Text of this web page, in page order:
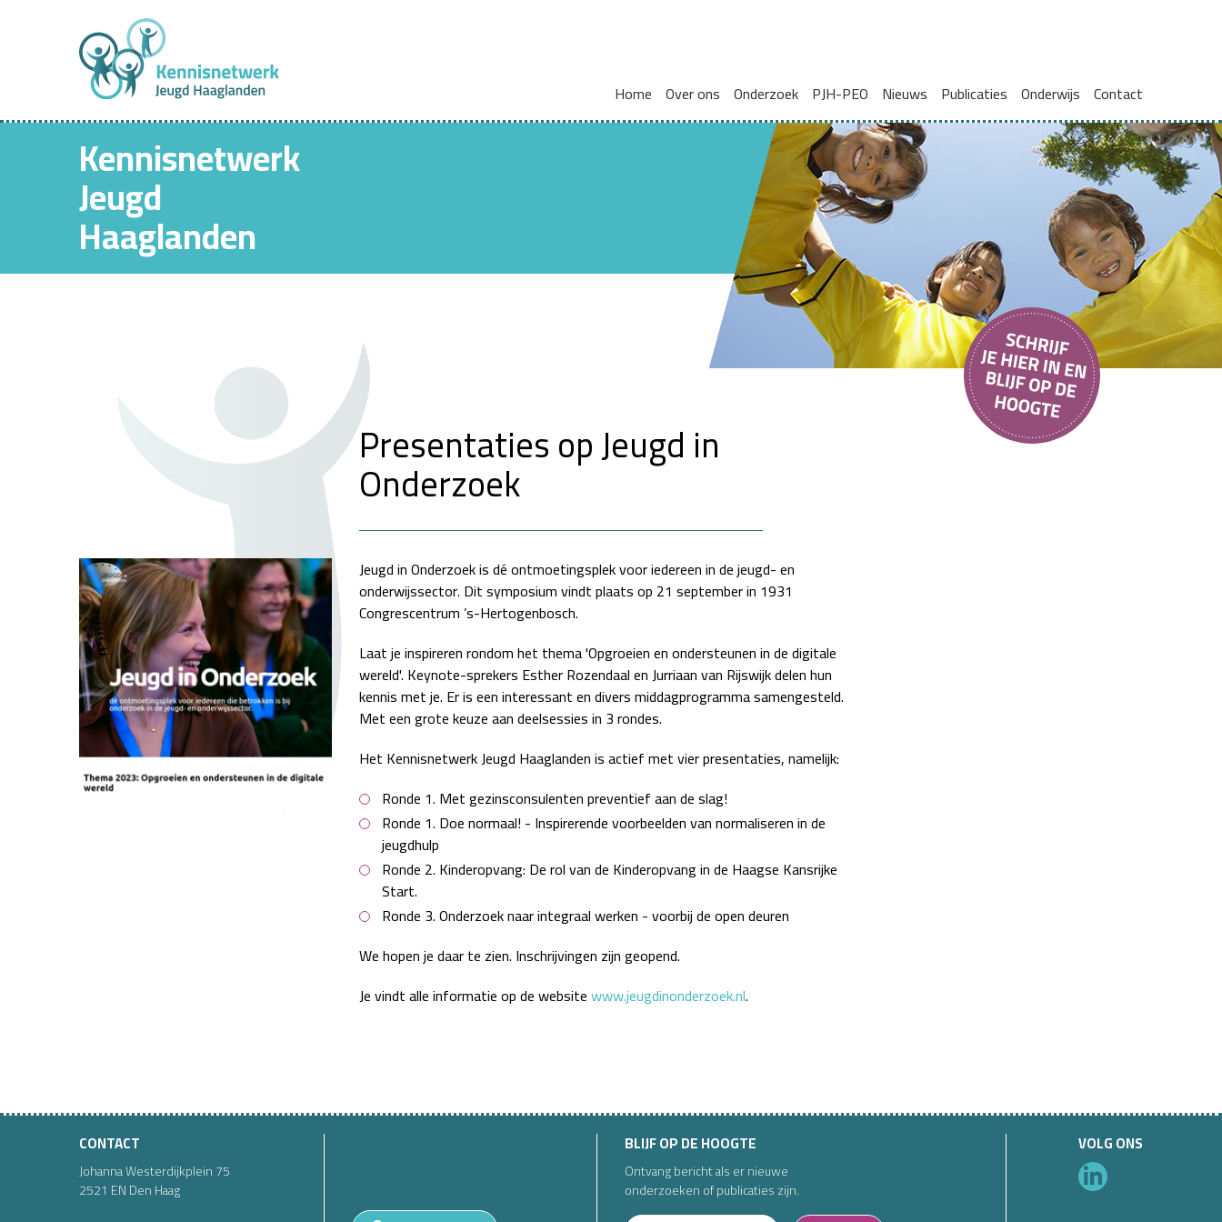
Home Over ons
Vacatures
Onderzoek
Normaliseren en versterken pedagogische basis
PJH-PEO Nieuws Publicaties
Onderzoeksrapporten
Blogs
Onderwijs
Zorgcoördinatie voor gezinnen met complexe problemen
HBO Skills II
Contact
Kennisnetwerk
Jeugd
Haaglanden
Presentaties op Jeugd in
Onderzoek
Jeugd in Onderzoek is dé ontmoetingsplek voor iedereen in de jeugd- en
onderwijssector. Dit symposium vindt plaats op 21 september in 1931
Congrescentrum ’s-Hertogenbosch.
Laat je inspireren rondom het thema 'Opgroeien en ondersteunen in de digitale
wereld'. Keynote-sprekers Esther Rozendaal en Jurriaan van Rijswijk delen hun
kennis met je. Er is een interessant en divers middagprogramma samengesteld.
Met een grote keuze aan deelsessies in 3 rondes.
Het Kennisnetwerk Jeugd Haaglanden is actief met vier presentaties, namelijk:
Ronde 1. Met gezinsconsulenten preventief aan de slag!
Ronde 1. Doe normaal! - Inspirerende voorbeelden van normaliseren in de
jeugdhulp
Ronde 2. Kinderopvang: De rol van de Kinderopvang in de Haagse Kansrijke
Start.
Ronde 3. Onderzoek naar integraal werken - voorbij de open deuren
We hopen je daar te zien. Inschrijvingen zijn geopend.
Je vindt alle informatie op de websitewww.jeugdinonderzoek.nl.
CONTACT
Johanna Westerdijkplein75
2521 ENDen Haag
BLIJF OP DE HOOGTE
Ontvang bericht als er nieuwe
onderzoeken of publicaties zijn.
VOLG ONS